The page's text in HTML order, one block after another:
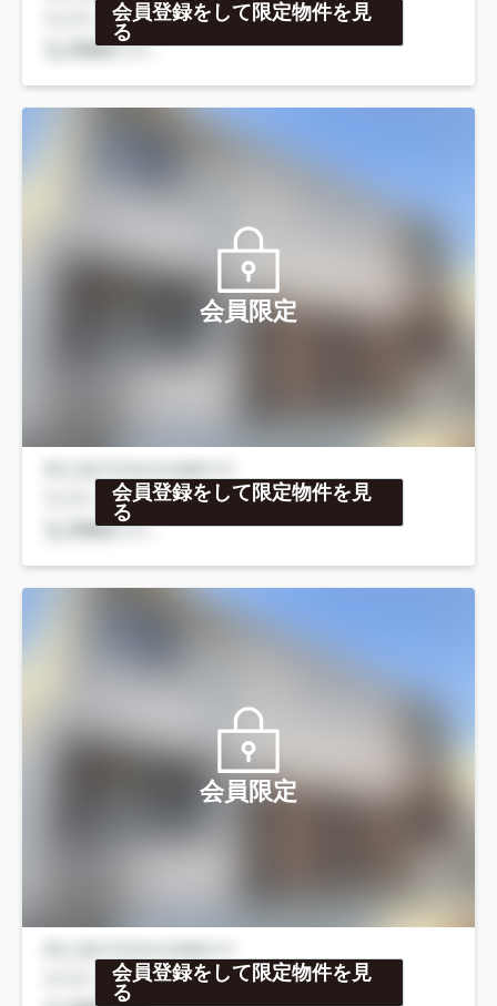
会員登録をして限定物件を見
る
会員限定
会員登録をして限定物件を見
る
会員限定
会員登録をして限定物件を見
る